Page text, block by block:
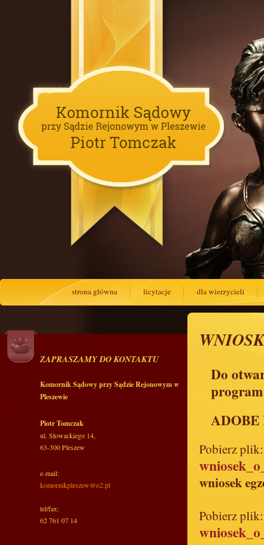
strona główna licytacje dla wierzycieli
ZAPRASZAMY DO KONTAKTU
Komornik Sądowy przy Sądzie Rejonowym w
Pleszewie
Piotr Tomczak
ul. Słowackiego 14,
63-300 Pleszew
e-mail:
komornikpleszew@o2.pl
tel/fax:
62 761 07 14
Do
ADOBE
Pobierz plik:
wniosek
Pobierz plik: